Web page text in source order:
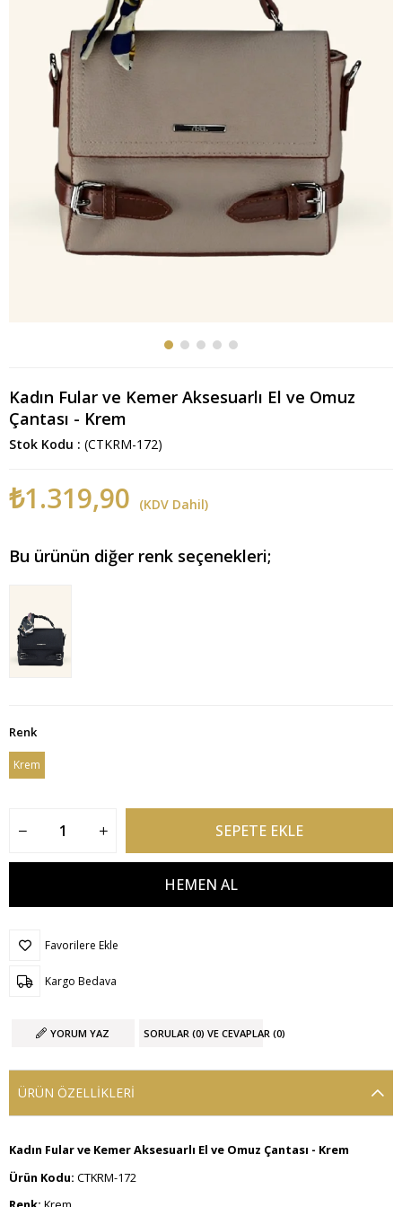
Kadın Fular ve Kemer Aksesuarlı El ve Omuz
Çantası - Krem
Stok Kodu (CTKRM-172)
₺1.319,90 (KDV Dahil)
Bu ürünün diğer renk seçenekleri;
Renk
Krem
Favorilere Ekle
Kargo Bedava
YORUM YAZ SORULAR (0) VE CEVAPLAR (0)
ÜRÜN ÖZELLIKLERI
Kadın Fular ve Kemer Aksesuarlı El ve Omuz Çantası - Krem
Ürün Kodu: CTKRM-172